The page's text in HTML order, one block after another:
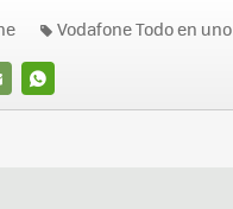
WHATSAPP
Vodafone Todo en uno